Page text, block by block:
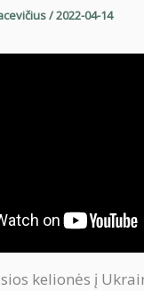
/2022-04-14
kelionės į